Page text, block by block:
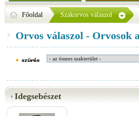
Főoldal Szakorvos válaszol
Orvos válaszol - Orvosok
Idegsebészet